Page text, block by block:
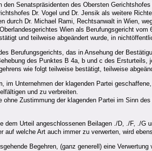
Senatspräsidenten des Obersten
Dr. Vogel und Dr. Jensik als weitere
durch Dr. Michael Rami, Rechtsanwalt in Wien,
Wien als Berufungsgericht
und teilweise abgeändert wurde, in
Berufungsgerichts, das in Ansehung der
des Punktes B 4a, b und c des
wie folgt teilweise bestätigt, teilweise
im Unternehmen der klagenden Partei
und zu verbreiten.
Zustimmung der klagenden Partei im Sinn
dem Urteil angeschlossenen Beilagen ./D, ./F, ./
welche Art auch immer zu verwerten, wird
Begehren, (ganz generell) eine